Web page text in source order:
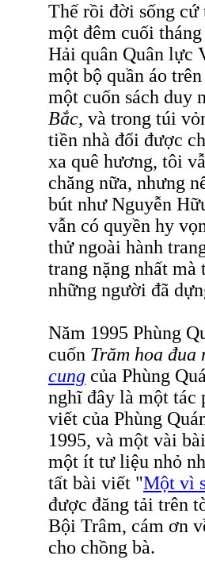
Thế rồi đời sống
một đêm cuối
Hải quân Quân lực
một bộ quần áo
một cuốn sách duy
Bắc, và trong túi
tiền nhà đổi được
xa quê hương, tôi
chăng nữa, nhưng
bút như Nguyễn
vẫn có quyền hy
thử ngoài hành
trang nặng nhất
những người đã
Năm 1995 Phùng
cuốn Trăm hoa đua
cung của Phùng
nghĩ đây là một tác
viết của Phùng
1995, và một vài
một ít tư liệu nhỏ
tất bài viết "Một vì
được đăng tải trên
Bội Trâm, cám ơn
cho chồng bà.